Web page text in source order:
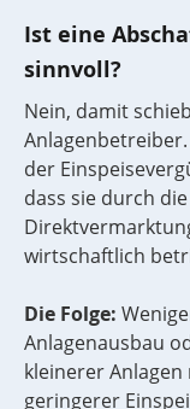
Ist eine
sinnvoll?
Nein, damit
der
dass sie durch
wirtschaftlich
Die Folge:
Anlagenausbau
kleinerer
geringerer